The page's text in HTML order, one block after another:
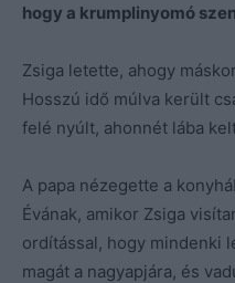
hogy a krumplinyomó
Zsiga letette, ahogy
Hosszú idő múlva került
felé nyúlt, ahonnét lába
A papa nézegette a
Évának, amikor Zsiga
ordítással, hogy mindenki
magát a nagyapjára, és